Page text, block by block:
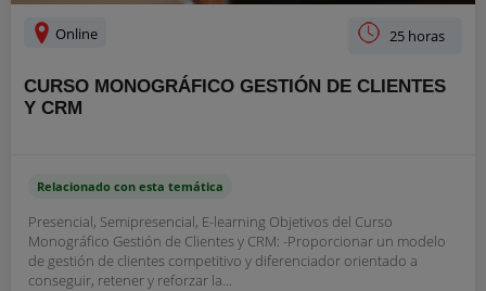
Online 25 horas
CURSO MONOGRÁFICO GESTIÓN DE CLIENTES
Y CRM
Relacionado con esta temática
Presencial, Semipresencial, E-learning Objetivos del Curso
Monográfico Gestión de Clientes y CRM: -Proporcionar un modelo
de gestión de clientes competitivo y diferenciador orientado a
conseguir, retener y reforzar la...